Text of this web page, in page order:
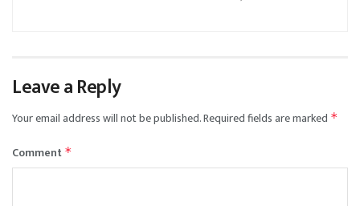
Leave a Reply
Your email address will not be published.Required fields are marked *
Comment *